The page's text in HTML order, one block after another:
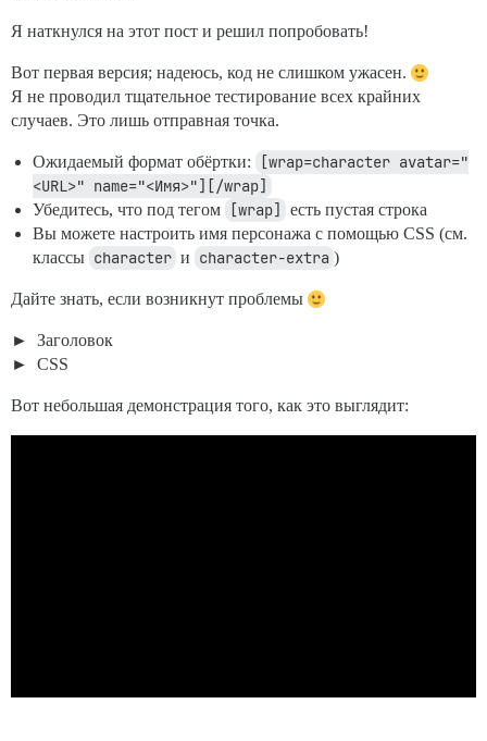
Я наткнулся на этот пост и решил попробовать!
Вот первая версия; надеюсь, код не слишком ужасен.
Я не проводил тщательное тестирование всех крайних
случаев. Это лишь отправная точка.
Ожидаемый формат обёртки:
[wrap=character avatar="
<URL>" name="<Имя>"][/wrap]
Убедитесь, что под тегом [wrap]
есть пустая строка
Вы можете настроить имя персонажа с помощью CSS (см.
классы character и character-extra )
Дайте знать, если возникнут проблемы
Заголовок
CSS
Вот небольшая демонстрация того, как это выглядит: